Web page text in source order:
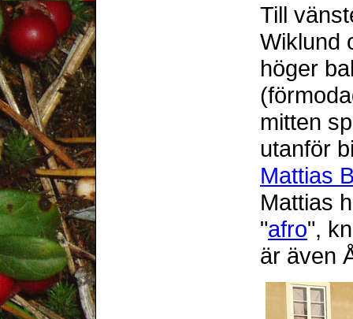
Till
Wiklund
höger
mitten
utanför
Mattias
Mattias
"afro",
är även